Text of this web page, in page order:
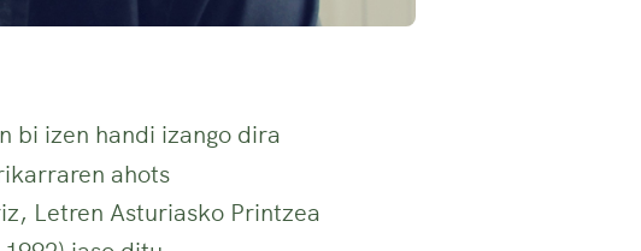
bi izen handi izango dira
ahots
Letren Asturiasko Printzea